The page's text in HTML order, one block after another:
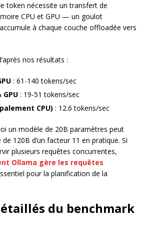
token nécessite un transfert de
CPU et GPU — un goulot
à chaque couche offloadée vers
nos résultats :
: 61-140 tokens/sec
: 19-51 tokens/sec
CPU) : 12.6 tokens/sec
un modèle de 20B paramètres peut
120B d’un facteur 11 en pratique. Si
plusieurs requêtes concurrentes,
Ollama gère les requêtes
pour la planification de la
du benchmark